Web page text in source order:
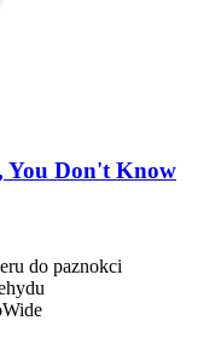
You Don't Know
do paznokci